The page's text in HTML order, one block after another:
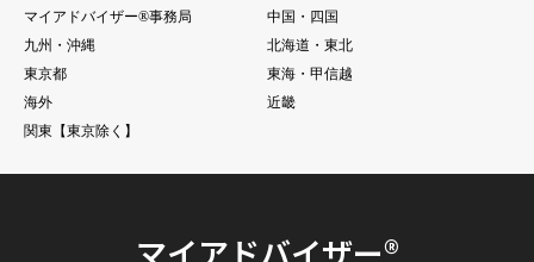
マイアドバイザー®事務局
中国・四国
九州・沖縄
北海道・東北
東京都
東海・甲信越
海外
近畿
関東【東京除く】
マイアドバイザー®